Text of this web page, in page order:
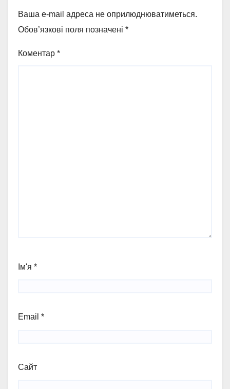
Ваша e-mail адреса не оприлюднюватиметься.
Обов’язкові поля позначені *
Коментар *
Ім'я *
Email *
Сайт